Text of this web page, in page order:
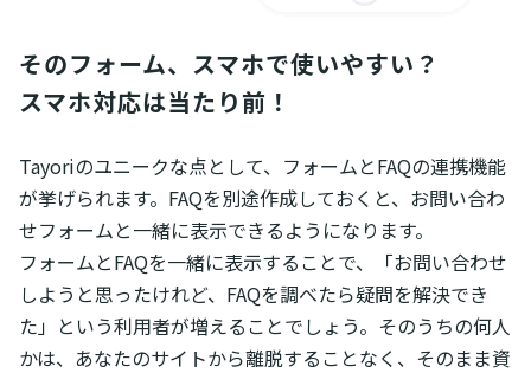
そのフォーム、スマホで使いやすい？
スマホ対応は当たり前！
Tayoriのユニークな点として、フォームとFAQの連携機能
が挙げられます。FAQを別途作成しておくと、お問い合わ
せフォームと一緒に表示できるようになります。
フォームとFAQを一緒に表示することで、「お問い合わせ
しようと思ったけれど、FAQを調べたら疑問を解決でき
た」という利用者が増えることでしょう。そのうちの何人
かは、あなたのサイトから離脱することなく、そのまま資